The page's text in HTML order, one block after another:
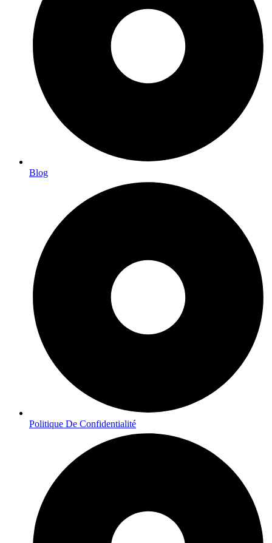
Blog
Politique De Confidentialité